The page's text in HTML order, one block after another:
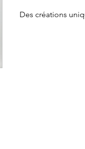
Des créations